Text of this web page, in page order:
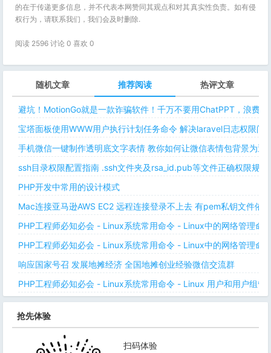
的在于传递更多信息，并不代表本网赞同其观点和对其真实性负责。如有侵
权行为，请联系我们，我们会及时删除.
阅读 2596 讨论 0 喜欢 0
随机文章 推荐阅读 热评文章
避坑！MotionGo就是一款诈骗软件！千万不要用ChatPPT，浪费时
宝塔面板使用WWW用户执行计划任务命令 解决laravel日志权限问
手机微信一键制作透明底文字表情 教你如何让微信表情包背景为
ssh目录权限配置指南 .ssh文件夹及rsa_id.pub等文件正确权限规则
PHP开发中常用的设计模式
Mac连接亚马逊AWS EC2 远程连接登录不上去 有pem私钥文件依
PHP工程师必知必会 - Linux系统常用命令 - Linux中的网络管理命
PHP工程师必知必会 - Linux系统常用命令 - Linux中的网络管理命
响应国家号召 发展地摊经济 全国地摊创业经验微信交流群
PHP工程师必知必会 - Linux系统常用命令 - Linux 用户和用户组管
抢先体验
扫码体验